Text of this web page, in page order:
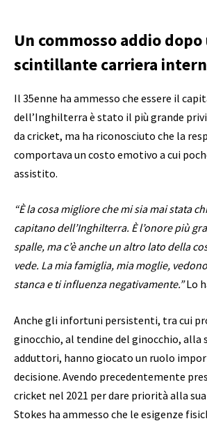
Un commosso addio dopo
scintillante carriera
Il 35enne ha ammesso che essere il
dell’Inghilterra è stato il più grande
da cricket, ma ha riconosciuto che la
comportava un costo emotivo a cui
assistito.
“È la cosa migliore che mi sia mai stata
capitano dell’Inghilterra. È l’onore più
spalle, ma c’è anche un altro lato della
vede. La mia famiglia, mia moglie,
stanca e ti influenza negativamente.”Lo
Anche gli infortuni persistenti, tra cui
ginocchio, al tendine del ginocchio, alla
adduttori, hanno giocato un ruolo
decisione. Avendo precedentemente
cricket nel 2021 per dare priorità alla
Stokes ha ammesso che le esigenze